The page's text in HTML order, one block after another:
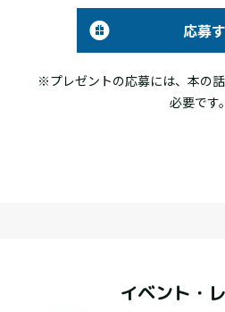
応募
※プレゼントの応募には、本の話
必要です。
イベント・